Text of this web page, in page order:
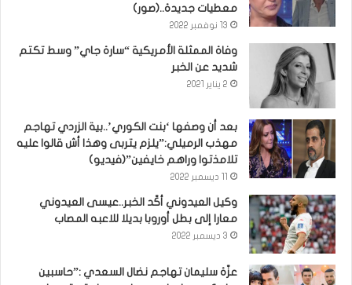
معطيات جديدة..(صور)
13 نوفمبر 2022
وفاة الممثلة الأمريكية “سارة جاي” وسط تكتم
شديد عن الخبر
2 يناير 2021
بعد أن وصفها ‘بنت الكوري’..بية الزردي تهاجم
مهذب الرميلي:”يلزم يتربى وهذا أش قالوا عليه
تلامذتوا وراهم خايفين”(فيديو)
وكيل العيدوني أكّد الخبر..عيسى العيدوني
معارا إلى بطل أوروبا بديلا للاعبه المصاب
3 ديسمبر 2022
عزّة سليمان تهاجم نضال السعدي :”حاسبين